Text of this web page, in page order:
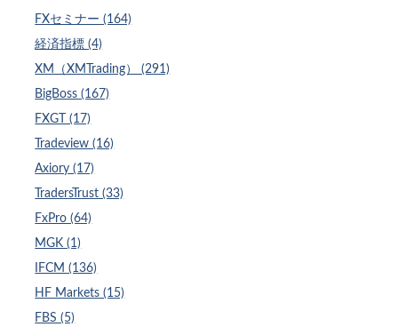
FXセミナー (164)
経済指標 (4)
XM（XMTrading） (291)
BigBoss (167)
FXGT (17)
Tradeview (16)
Axiory (17)
TradersTrust (33)
FxPro (64)
MGK (1)
IFCM (136)
HF Markets (15)
FBS (5)